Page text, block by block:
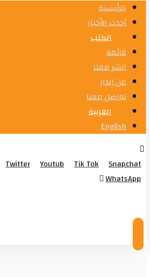
الرئيسية
أحدث الأخبار
الكتب
قائمة
انشر معنا
عن الدار
تواصل معنا
العربية
English
Twitter Youtub Tik Tok
Snapchat
WhatsApp